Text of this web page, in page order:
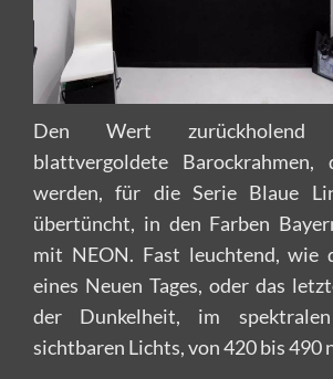
Den Wert
blattvergoldete Barockrahmen,
werden, für die Serie Blaue
übertüncht, in den Farben
mit NEON. Fast leuchtend, wie
eines Neuen Tages, oder das
der Dunkelheit, im
sichtbaren Lichts, von 420 bis 490